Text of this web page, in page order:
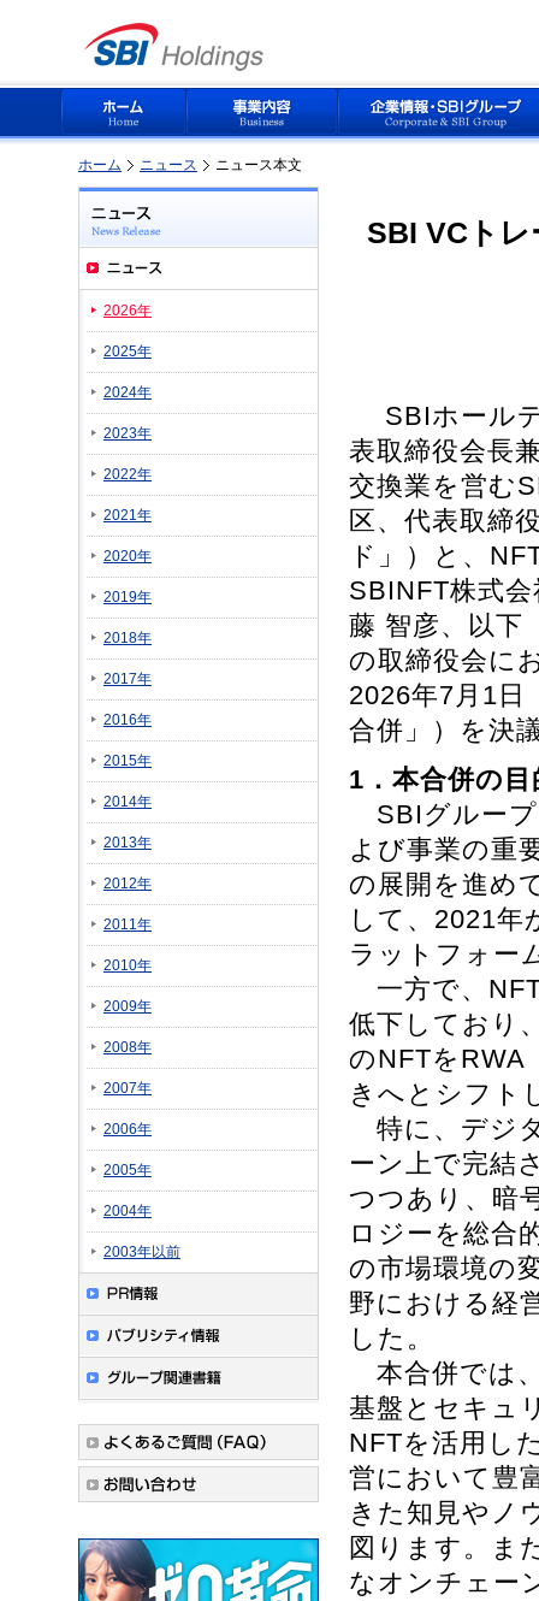
ホーム ニュース ニュース本文
SBI VCト
SBIホールデ
表取締役会長
交換業を営む
区、代表取締
ド」）と、
SBINFT株式
藤 智彦、以下
の取締役会に
2026年7月1日
合併」）を決
1．本合併の目
SBIグループ
よび事業の重
の展開を進め
して、2021年
ラットフォー
一方で、
低下しており
のNFTをRWA
きへとシフト
特に、デジ
ーン上で完結
つつあり、暗
ロジーを総合
の市場環境の
野における経
した。
本合併では
基盤とセキュ
NFTを活用し
営において豊
きた知見やノ
図ります。ま
なオンチェー
2026年
2025年
2024年
2023年
2022年
2021年
2020年
2019年
2018年
2017年
2016年
2015年
2014年
2013年
2012年
2011年
2010年
2009年
2008年
2007年
2006年
2005年
2004年
2003年以前